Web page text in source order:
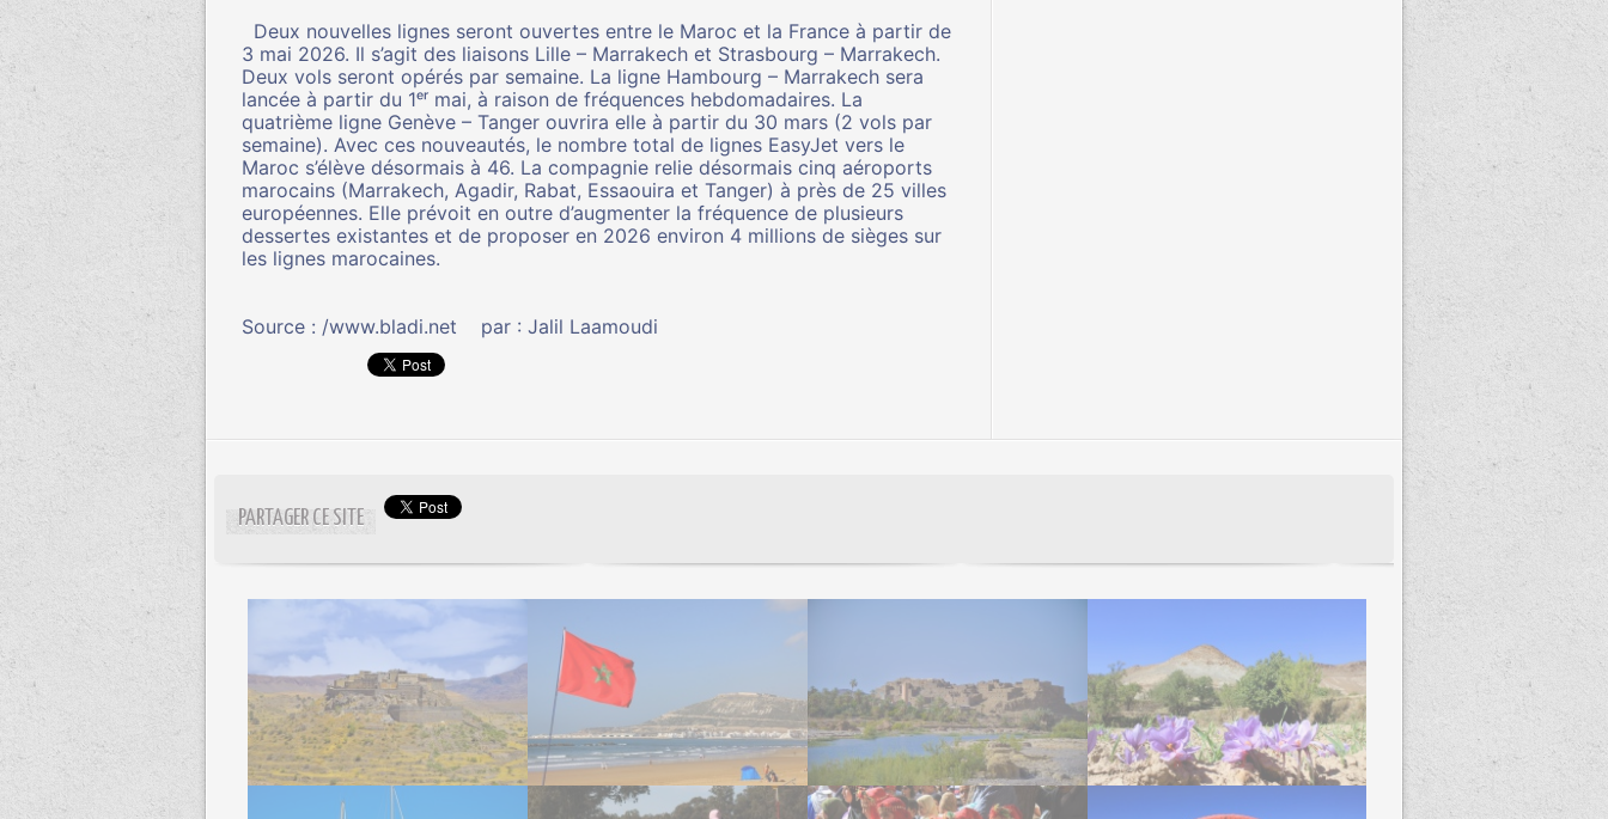
Deux nouvelles lignes seront ouvertes entre le Maroc et la France à partir de
3 mai 2026. Il s’agit des liaisons Lille – Marrakech et Strasbourg – Marrakech.
Deux vols seront opérés par semaine. La ligne Hambourg – Marrakech sera
lancée à partir du 1ᵉʳ mai, à raison de fréquences hebdomadaires. La
quatrième ligne Genève – Tanger ouvrira elle à partir du 30 mars (2 vols par
semaine). Avec ces nouveautés, le nombre total de lignes EasyJet vers le
Maroc s’élève désormais à 46. La compagnie relie désormais cinq aéroports
marocains (Marrakech, Agadir, Rabat, Essaouira et Tanger) à près de 25 villes
européennes. Elle prévoit en outre d’augmenter la fréquence de plusieurs
dessertes existantes et de proposer en 2026 environ 4 millions de sièges sur
les lignes marocaines.
Source : /www.bladi.net par : Jalil Laamoudi
PARTAGER CE SITE